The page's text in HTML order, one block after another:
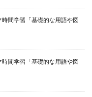
間学習「基礎的な用語や図
間学習「基礎的な用語や図